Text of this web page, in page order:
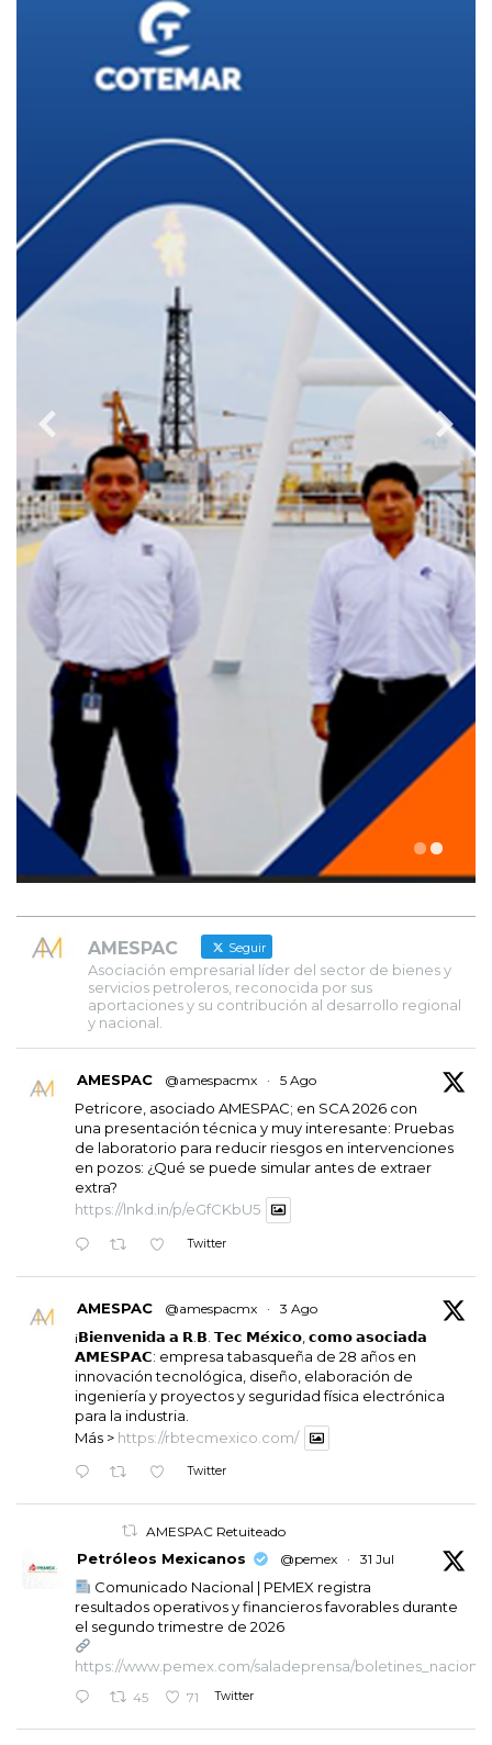
AMESPAC Seguir
Asociación empresarial líder del sector de bienes y
servicios petroleros, reconocida por sus
aportaciones y su contribución al desarrollo regional
y nacional.
AMESPAC @amespacmx · 5 Ago
Petricore, asociado AMESPAC; en SCA 2026 con
una presentación técnica y muy interesante: Pruebas
de laboratorio para reducir riesgos en intervenciones
en pozos: ¿Qué se puede simular antes de extraer
extra?
https://lnkd.in/p/eGfCKbU5
Twitter
AMESPAC @amespacmx · 3 Ago
¡𝗕𝗶𝗲𝗻𝘃𝗲𝗻𝗶𝗱𝗮 𝗮 𝗥.𝗕. 𝗧𝗲𝗰 𝗠𝗲́𝘅𝗶𝗰𝗼, 𝗰𝗼𝗺𝗼 𝗮𝘀𝗼𝗰𝗶𝗮𝗱𝗮
𝗔𝗠𝗘𝗦𝗣𝗔𝗖: empresa tabasqueña de 28 años en
innovación tecnológica, diseño, elaboración de
ingeniería y proyectos y seguridad física electrónica
para la industria.
Más > https://rbtecmexico.com/
Twitter
AMESPAC Retuiteado
Petróleos Mexicanos @pemex · 31 Jul
Comunicado Nacional | PEMEX registra
resultados operativos y financieros favorables durante
el segundo trimestre de 2026
https://www.pemex.com/saladeprensa/
45 71 Twitter